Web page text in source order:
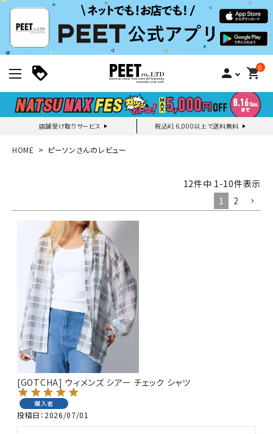
person 0
shopping_cart
店舗受け取りサービス 税込¥16,000以上で送料無料
新規会員登録｜ログイン
詳しい条件から探す
HOME ピーソンさんのレビュー
12件中 1-10件表示
1
2
[GOTCHA] ウィメンズ シアー チェック シャツ
購入者
投稿日 2026/07/01